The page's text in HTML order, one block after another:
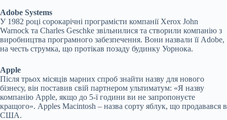
Adobe Systems
У 1982 році сорокарічні програмісти компанії Xerox John
Warnock та Charles Geschke звільнилися та створили компанію з
виробництва програмного забезпечення. Вони назвали її Adobe,
на честь струмка, що протікав позаду будинку Уорнока.
Apple
Після трьох місяців марних спроб знайти назву для нового
бізнесу, він поставив свій партнером ультиматум: «Я назву
компанію Apple, якщо до 5-ї години ви не запропонуєте
кращого». Apples Macintosh – назва сорту яблук, що продавався в
США.